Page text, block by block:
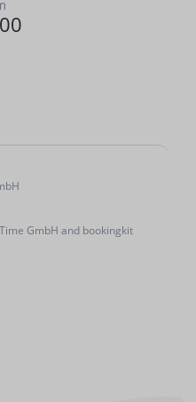
GmbH and bookingkit